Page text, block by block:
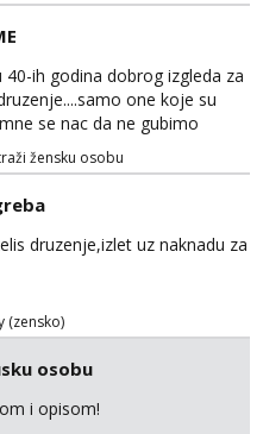
40-ih godina dobrog izgleda za
one koje su
se nac da ne gubimo
žensku osobu
druzenje,izlet uz naknadu za
(zensko)
osobu
i opisom!